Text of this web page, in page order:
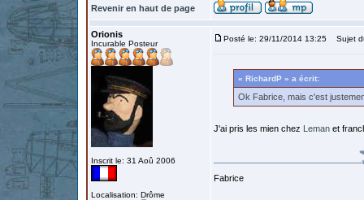
Revenir en haut de page
Orionis
Incurable Posteur
Inscrit le: 31 Aoû 2006
Localisation: Drôme
Posté le: 29/11/2014 13:25 Sujet
« RichardP » a écrit:
Ok Fabrice, mais c'est
J'ai pris les mien chez Leman et
Fabrice